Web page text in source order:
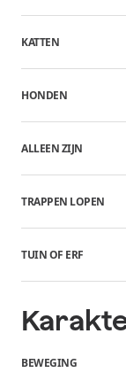
KATTEN
HONDEN
ALLEEN ZIJN
TRAPPEN LOPEN
TUIN OF ERF
BEWEGING